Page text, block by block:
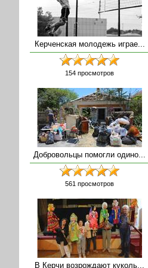
Керченская молодежь играе...
154 просмотров
Добровольцы помогли одино...
561 просмотров
В Керчи возрождают куколь...